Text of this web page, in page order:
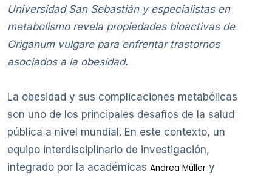
Universidad San Sebastián y especialistas en
metabolismo revela propiedades bioactivas de
Origanum vulgare para enfrentar trastornos
asociados a la obesidad.
La obesidad y sus complicaciones metabólicas
son uno de los principales desafíos de la salud
pública a nivel mundial. En este contexto, un
equipo interdisciplinario de investigación,
integrado por la académicas Andrea Müller y